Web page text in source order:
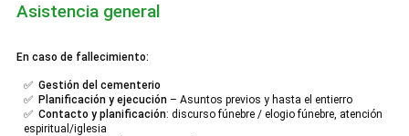
Asistencia general
En caso de fallecimiento:
✅ Gestión del cementerio
✅ Planificación y ejecución – Asuntos previos y hasta el entierro
✅ Contacto y planificación: discurso fúnebre / elogio fúnebre, atención
espiritual/iglesia